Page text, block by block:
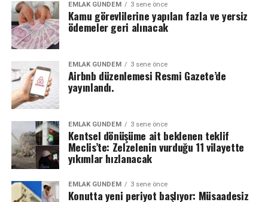
EMLAK GÜNDEM 3 sene önce
Kamu görevlilerine yapılan fazla ve yersiz
ödemeler geri alınacak
EMLAK GÜNDEM 3 sene önce
Airbnb düzenlemesi Resmi Gazete’de
yayınlandı.
EMLAK GÜNDEM 3 sene önce
Kentsel dönüşüme ait beklenen teklif
Meclis’te: Zelzelenin vurduğu 11 vilayette
yıkımlar hızlanacak
EMLAK GÜNDEM 3 sene önce
Konutta yeni periyot başlıyor: Müsaadesiz